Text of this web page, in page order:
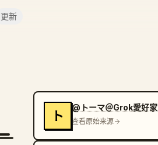
更新
ト
@トーマ＠Grok愛好家
查看原始来源